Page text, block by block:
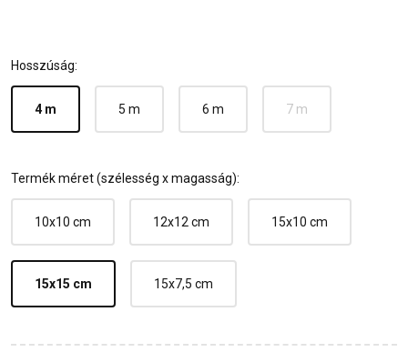
Hosszúság:
4 m 5 m 6 m 7 m
Termék méret (szélesség x magasság):
10x10 cm 12x12 cm 15x10 cm
15x15 cm 15x7,5 cm